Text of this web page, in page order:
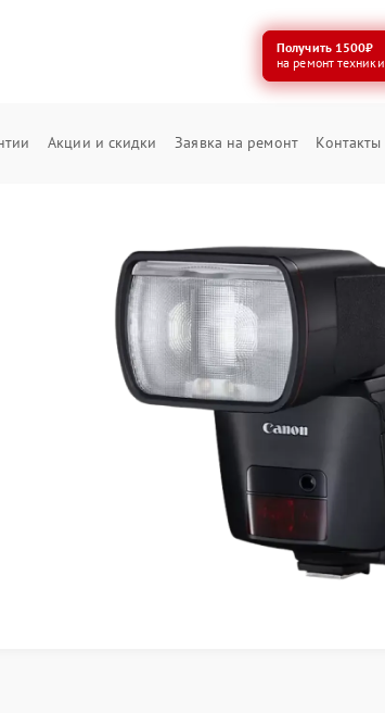
Получить 1500₽
на ремонт техники
Акции и скидки Заявка на ремонт Контакты